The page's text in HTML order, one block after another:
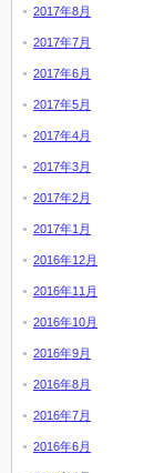
2017年8月
2017年7月
2017年6月
2017年5月
2017年4月
2017年3月
2017年2月
2017年1月
2016年12月
2016年11月
2016年10月
2016年9月
2016年8月
2016年7月
2016年6月